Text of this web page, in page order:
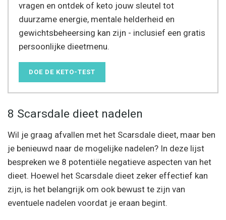
vragen en ontdek of keto jouw sleutel tot
duurzame energie, mentale helderheid en
gewichtsbeheersing kan zijn - inclusief een gratis
persoonlijke dieetmenu.
DOE DE KETO-TEST
8 Scarsdale dieet nadelen
Wil je graag afvallen met het Scarsdale dieet, maar ben
je benieuwd naar de mogelijke nadelen? In deze lijst
bespreken we 8 potentiële negatieve aspecten van het
dieet. Hoewel het Scarsdale dieet zeker effectief kan
zijn, is het belangrijk om ook bewust te zijn van
eventuele nadelen voordat je eraan begint.